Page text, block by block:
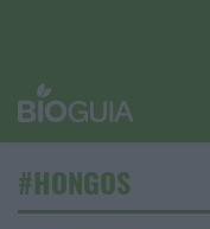
#HONGOS